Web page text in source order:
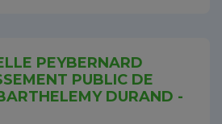
PEYBERNARD
PUBLIC DE
DURAND -